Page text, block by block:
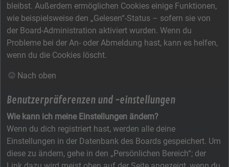
bleibst. Außerdem ermöglichen Cookies einige Funktionen,
wie beispielsweise den „Gelesen“-Status – sofern sie von
der Board-Administration aktiviert wurden. Wenn du
Probleme bei der An- oder Abmeldung hast, kann es helfen,
wenn du die Cookies löscht.
Nach oben
Benutzerpräferenzen und -einstellungen
Wie kann ich meine Einstellungen ändern?
Wenn du dich registriert hast, werden alle deine
Einstellungen in der Datenbank des Boards gespeichert. Um
diese zu ändern, gehe in den „Persönlichen Bereich“; der